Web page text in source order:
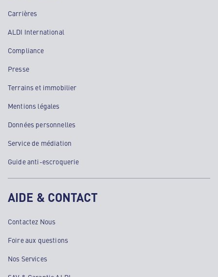
Carrières
ALDI International
Compliance
Presse
Terrains et immobilier
Mentions légales
Données personnelles
Service de médiation
Guide anti-escroquerie
AIDE & CONTACT
Contactez Nous
Foire aux questions
Nos Services